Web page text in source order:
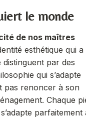
le monde
de nos maîtres
esthétique qui a
par des
qui s’adapte
pas renoncer à son
Chaque
parfaitement